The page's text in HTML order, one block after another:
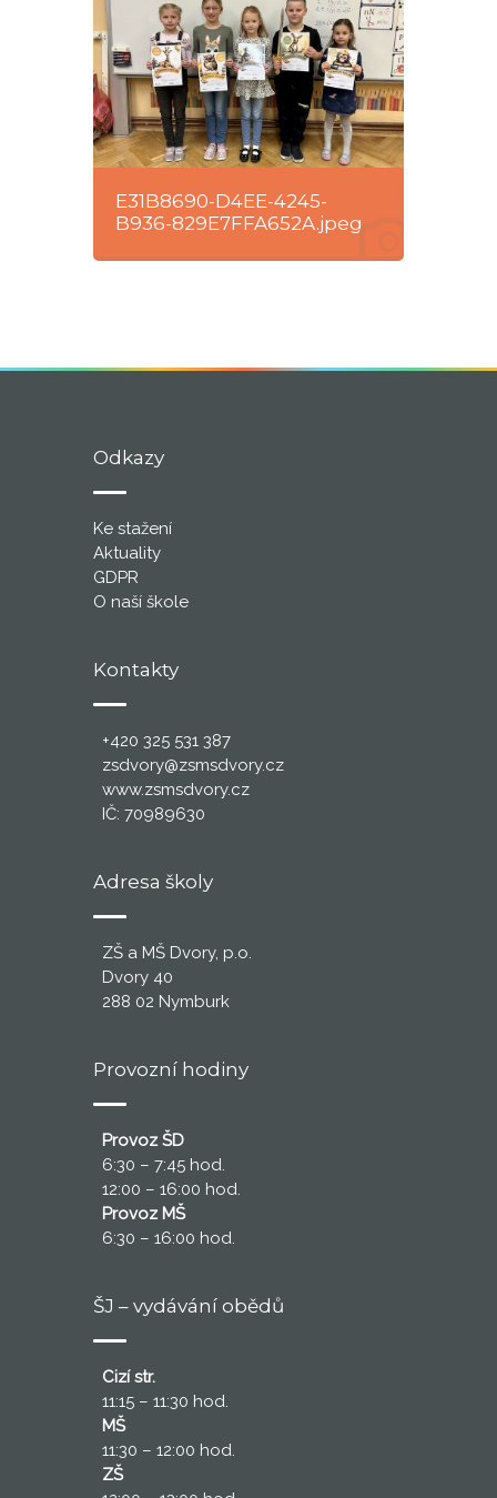
E31B8690-D4EE-4245-
B936-829E7FFA652A.jpeg
Odkazy
Ke stažení
Aktuality
GDPR
O naší škole
Kontakty
+420 325 531 387
zsdvory@zsmsdvory.cz
www.zsmsdvory.cz
IČ: 70989630
Adresa školy
ZŠ a MŠ Dvory, p.o.
Dvory 40
288 02 Nymburk
Provozní hodiny
Provoz ŠD
6:30 – 7:45 hod.
12:00 – 16:00 hod.
Provoz MŠ
6:30 – 16:00 hod.
ŠJ – vydávání obědů
Cizí str.
11:15 – 11:30 hod.
MŠ
11:30 – 12:00 hod.
ZŠ